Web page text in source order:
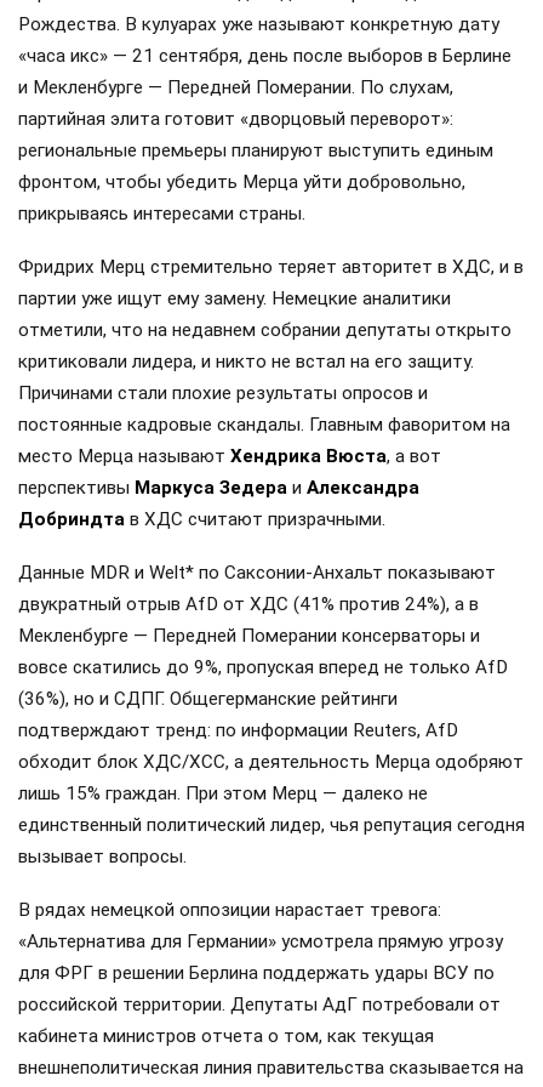
Рождества. В кулуарах уже называют конкретную дату
«часа икс» — 21 сентября, день после выборов в Берлине
и Мекленбурге — Передней Померании. По слухам,
партийная элита готовит «дворцовый переворот»:
региональные премьеры планируют выступить единым
фронтом, чтобы убедить Мерца уйти добровольно,
прикрываясь интересами страны.
Фридрих Мерц стремительно теряет авторитет в ХДС, и в
партии уже ищут ему замену. Немецкие аналитики
отметили, что на недавнем собрании депутаты открыто
критиковали лидера, и никто не встал на его защиту.
Причинами стали плохие результаты опросов и
постоянные кадровые скандалы. Главным фаворитом на
место Мерца называют Хендрика Вюста, а вот
перспективы Маркуса Зедера и Александра
Добриндта в ХДС считают призрачными.
Данные MDR и Welt* по Саксонии-Анхальт показывают
двукратный отрыв AfD от ХДС (41% против 24%), а в
Мекленбурге — Передней Померании консерваторы и
вовсе скатились до 9%, пропуская вперед не только AfD
(36%), но и СДПГ. Общегерманские рейтинги
подтверждают тренд: по информации Reuters, AfD
обходит блок ХДС/ХСС, а деятельность Мерца одобряют
лишь 15% граждан. При этом Мерц — далеко не
единственный политический лидер, чья репутация сегодня
вызывает вопросы.
В рядах немецкой оппозиции нарастает тревога:
«Альтернатива для Германии» усмотрела прямую угрозу
для ФРГ в решении Берлина поддержать удары ВСУ по
российской территории. Депутаты АдГ потребовали от
кабинета министров отчета о том, как текущая
внешнеполитическая линия правительства сказывается на